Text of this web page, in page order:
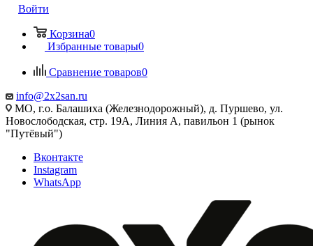
Войти
Корзина0
Избранные товары0
Сравнение товаров0
info@2x2san.ru
МО, г.о. Балашиха (Железнодорожный), д. Пуршево, ул.
Новослободская, стр. 19А, Линия А, павильон 1 (рынок
"Путёвый")
Вконтакте
Instagram
WhatsApp